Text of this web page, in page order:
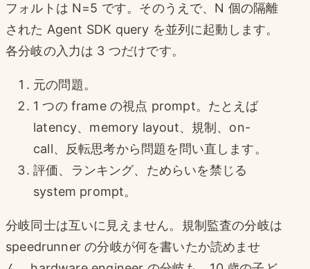
フォルトは N=5 です。そのうえで、N 個の隔離
された Agent SDK query を並列に起動します。
各分岐の入力は 3 つだけです。
元の問題。
1 つの frame の視点 prompt。たとえば
latency、memory layout、規制、on-
call、反転思考から問題を問い直します。
評価、ランキング、ためらいを禁じる
system prompt。
分岐同士は互いに見えません。規制監査の分岐は
speedrunner の分岐が何を書いたか読めませ